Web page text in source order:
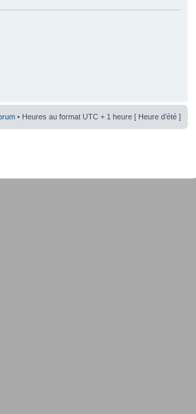
• Heures au format UTC + 1 heure [ Heure d’été ]